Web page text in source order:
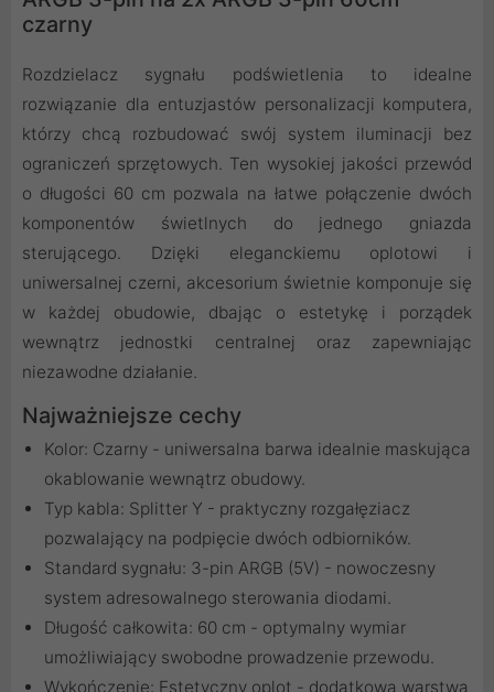
czarny
Rozdzielacz sygnału podświetlenia to idealne
rozwiązanie dla entuzjastów personalizacji komputera,
którzy chcą rozbudować swój system iluminacji bez
ograniczeń sprzętowych. Ten wysokiej jakości przewód
o długości 60 cm pozwala na łatwe połączenie dwóch
komponentów świetlnych do jednego gniazda
sterującego. Dzięki eleganckiemu oplotowi i
uniwersalnej czerni, akcesorium świetnie komponuje się
w każdej obudowie, dbając o estetykę i porządek
wewnątrz jednostki centralnej oraz zapewniając
niezawodne działanie.
Najważniejsze cechy
Kolor: Czarny - uniwersalna barwa idealnie maskująca
okablowanie wewnątrz obudowy.
Typ kabla: Splitter Y - praktyczny rozgałęziacz
pozwalający na podpięcie dwóch odbiorników.
Standard sygnału: 3-pin ARGB (5V) - nowoczesny
system adresowalnego sterowania diodami.
Długość całkowita: 60 cm - optymalny wymiar
umożliwiający swobodne prowadzenie przewodu.
Wykończenie: Estetyczny oplot - dodatkowa warstwa